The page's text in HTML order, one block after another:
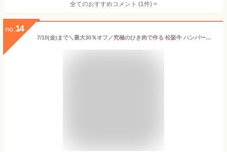
全てのおすすめコメント (1件) >
no. 14
7/10(金)まで＼最大30％オフ／究極のひき肉で作る 松阪牛 ハンバーグ ステーキ 個包装 1個 200g 無添加 特製ソース付 | ギフト 冷凍 高級ハンバーグ お取り寄せ 美味しい 熨斗 bonbori ぼんぼり 誕生日 合格 お祝 暑中お見舞い お中元 送料無料